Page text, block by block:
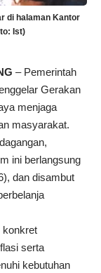
di halaman Kantor
Ist)
– Pemerintah
Gerakan
menjaga
masyarakat.
ini berlangsung
dan disambut
konkret
serta
kebutuhan